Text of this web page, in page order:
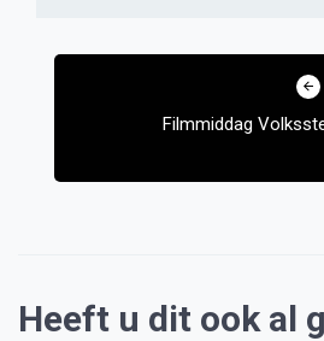
Bericht
Filmmiddag
Heeft u dit ook al